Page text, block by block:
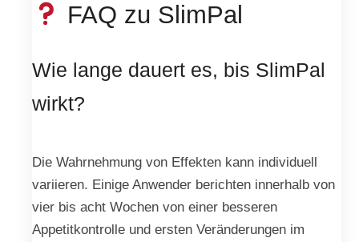
FAQ zu SlimPal
Wie lange dauert es, bis SlimPal
wirkt?
Die Wahrnehmung von Effekten kann individuell
variieren. Einige Anwender berichten innerhalb von
vier bis acht Wochen von einer besseren
Appetitkontrolle und ersten Veränderungen im